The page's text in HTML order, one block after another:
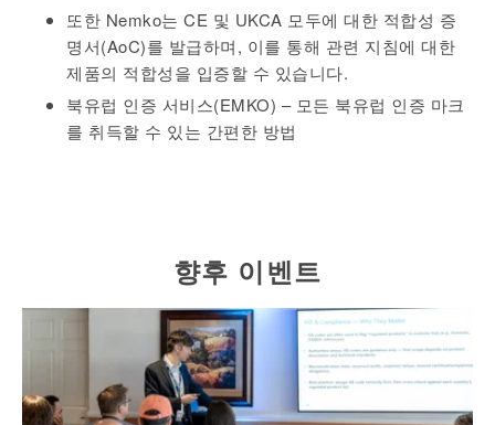
또한 Nemko는 CE 및 UKCA 모두에 대한 적합성 증
명서(AoC)를 발급하며, 이를 통해 관련 지침에 대한
제품의 적합성을 입증할 수 있습니다.
북유럽 인증 서비스(EMKO) – 모든 북유럽 인증 마크
를 취득할 수 있는 간편한 방법
향후 이벤트